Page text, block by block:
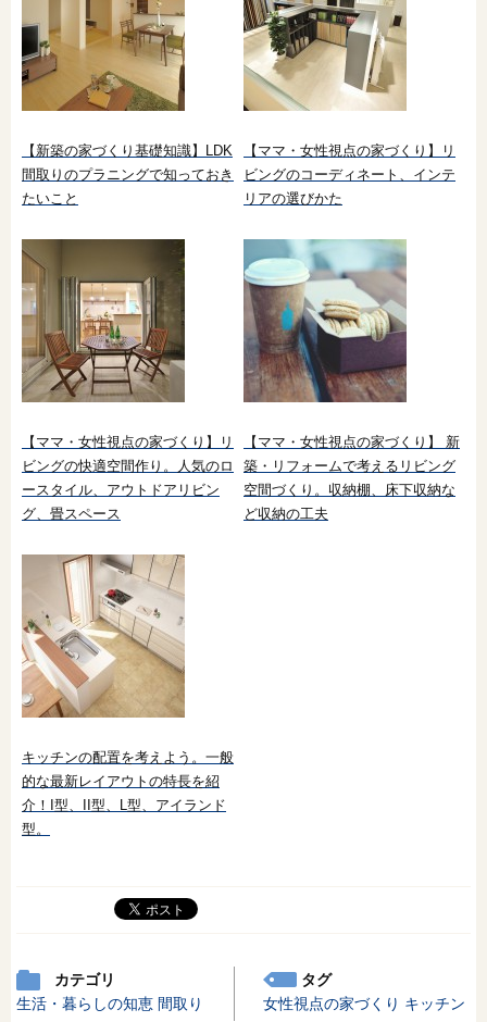
【新築の家づくり基礎知識】LDK
間取りのプラニングで知っておき
たいこと
【ママ・女性視点の家づくり】リ
ビングのコーディネート、インテ
リアの選びかた
【ママ・女性視点の家づくり】リ
ビングの快適空間作り。人気のロ
ースタイル、アウトドアリビン
グ、畳スペース
【ママ・女性視点の家づくり】 新
築・リフォームで考えるリビング
空間づくり。収納棚、床下収納な
ど収納の工夫
キッチンの配置を考えよう。一般
的な最新レイアウトの特長を紹
介！I型、II型、L型、アイランド
型。
カテゴリ
生活・暮らしの知恵 間取り
タグ
女性視点の家づくり キッチン